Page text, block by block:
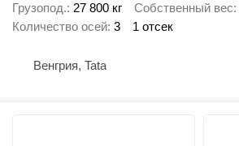
Грузопод. 27 800 кг Собственный вес
Количество осей 3 1 отсек
Венгрия, Tata